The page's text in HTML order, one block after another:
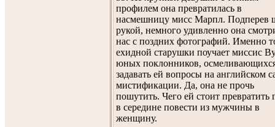
профилем она превратилась в
насмешницу мисс Марпл. Подперев
рукой, немного удивленно она
нас с поздних фотографий. Именно
ехидной старушки поучает миссис
юных поклонников,
задавать ей вопросы на английском
мистификации. Да, она не прочь
пошутить. Чего ей стоит превратить
в середине повести из мужчины в
женщину.